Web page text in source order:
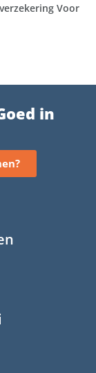
Voor
in